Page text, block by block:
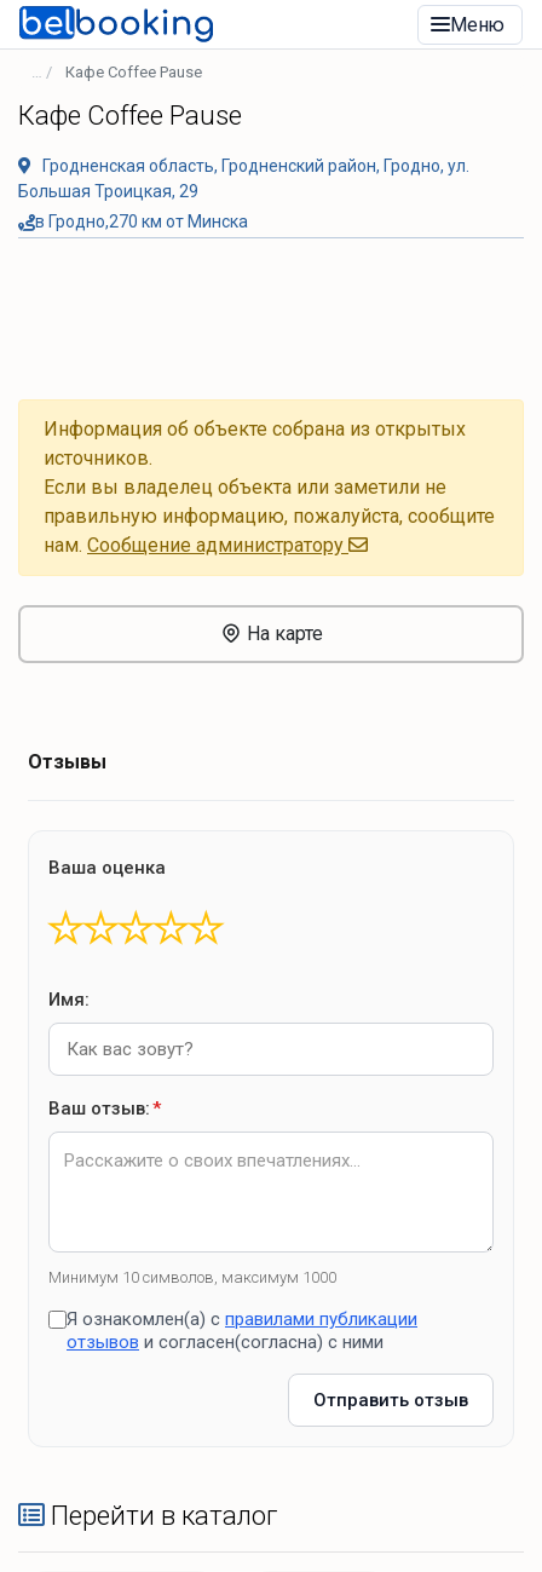
Меню
Кафе Coffee Pause
Кафе Coffee Pause
Гродненская область, Гродненский район, Гродно, ул.
Большая Троицкая, 29
в Гродно,270 км от Минска
Информация об объекте собрана из открытых
источников.
Если вы владелец объекта или заметили не
правильную информацию, пожалуйста, сообщите
нам. Cообщение администратору
На карте
Отзывы
Ваша оценка
★
★
★
★
★
Имя:
Ваш отзыв:*
Минимум 10 символов, максимум 1000
Я ознакомлен(а) с правилами публикации
отзывов и согласен(согласна) с ними
Отправить отзыв
Перейти в каталог